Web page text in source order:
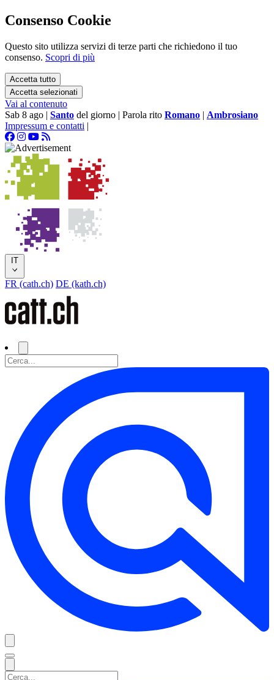
Consenso Cookie
Questo sito utilizza servizi di terze parti che richiedono il tuo
consenso. Scopri di più
Accetta tutto
Accetta selezionati
Vai al contenuto
Sab 8 ago | Santo del giorno | Parola rito Romano | Ambrosiano
Impressum e contatti |
IT
FR (cath.ch) DE (kath.ch)